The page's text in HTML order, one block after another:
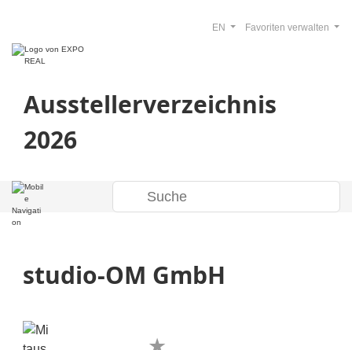
Ausstellerverzeichnis
2026
Favoriten verwalten
EN
studio-OM GmbH